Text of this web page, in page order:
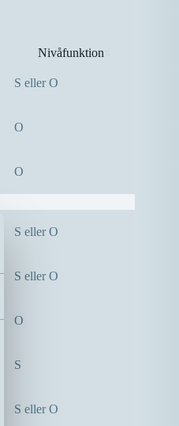
Nivåfunktion
S eller O
O
O
S eller O
S eller O
O
S
S eller O